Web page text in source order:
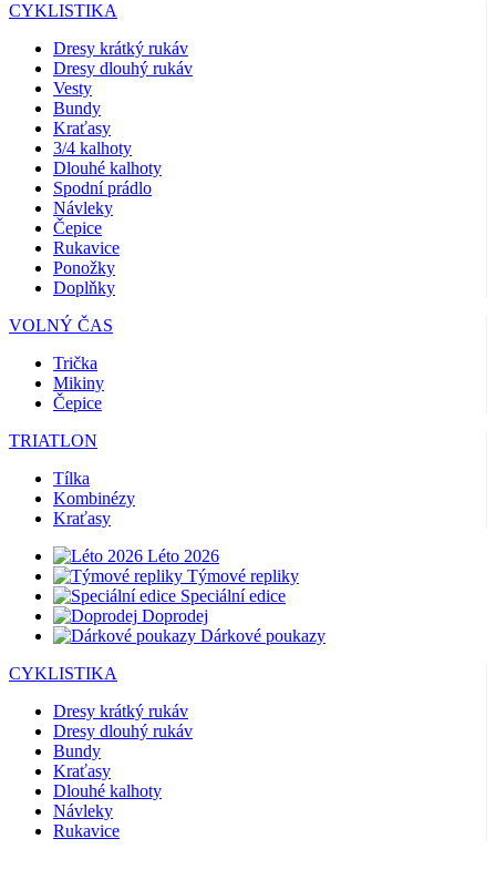
CYKLISTIKA
Dresy krátký rukáv
Dresy dlouhý rukáv
Vesty
Bundy
Kraťasy
3/4 kalhoty
Dlouhé kalhoty
Spodní prádlo
Návleky
Čepice
Rukavice
Ponožky
Doplňky
VOLNÝ ČAS
Trička
Mikiny
Čepice
TRIATLON
Tílka
Kombinézy
Kraťasy
Léto 2026
Týmové repliky
Speciální edice
Doprodej
Dárkové poukazy
CYKLISTIKA
Dresy krátký rukáv
Dresy dlouhý rukáv
Bundy
Kraťasy
Dlouhé kalhoty
Návleky
Rukavice